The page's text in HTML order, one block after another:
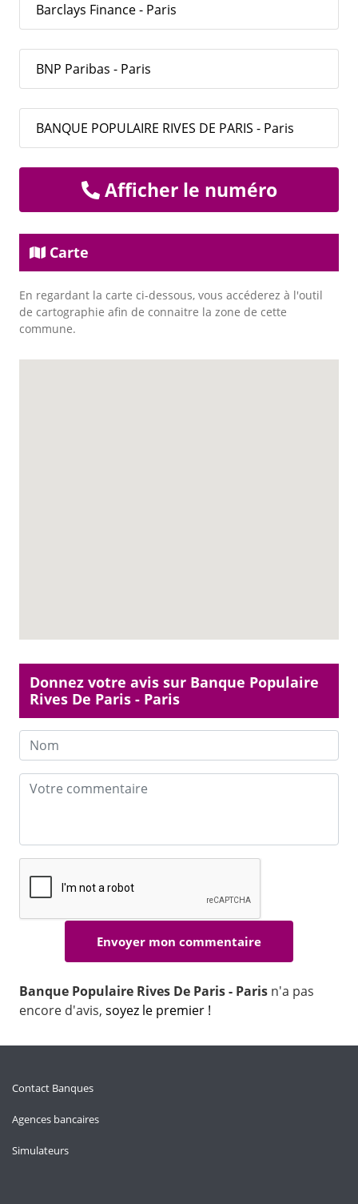
Barclays Finance - Paris
BNP Paribas - Paris
BANQUE POPULAIRE RIVES DE PARIS - Paris
Afficher le numéro
Carte
En regardant la carte ci-dessous, vous accéderez à l'outil
de cartographie afin de connaitre la zone de cette
commune.
Donnez votre avis sur Banque Populaire
Rives De Paris - Paris
Banque Populaire Rives De Paris - Paris n'a pas
encore d'avis, soyez le premier !
Contact Banques
Agences bancaires
Simulateurs